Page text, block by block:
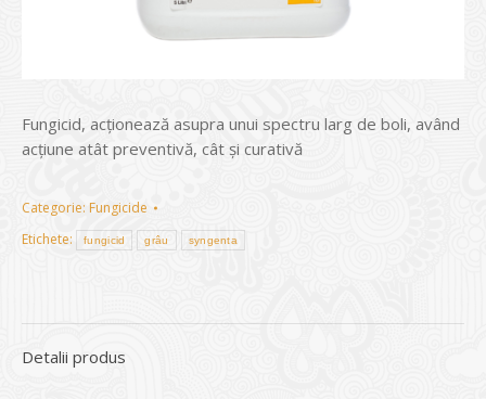
Fungicid, acţionează asupra unui spectru larg de boli, având
acţiune atât preventivă, cât şi curativă
Categorie: Fungicide
Etichete:
fungicid grâu syngenta
Detalii produs